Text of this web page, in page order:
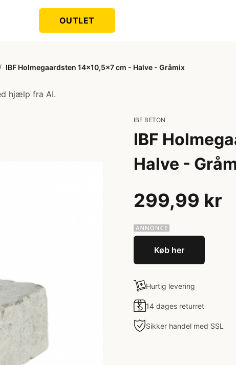
OUTLET
/ IBF Holmegaardsten 14x10,5x7 cm - Halve - Gråmix
hjælp fra AI.
IBF BETON
IBF
Halve -
299,99 kr
Køb her
Hurtig levering
14 dages returret
Sikker handel med SSL